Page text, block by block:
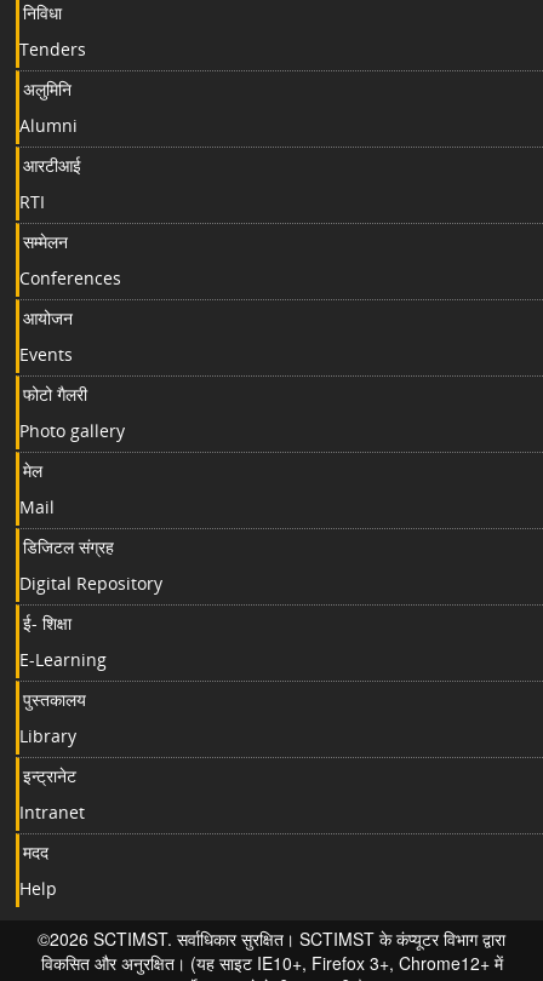
निविधा
Tenders
अलुमिनि
Alumni
आरटीआई
RTI
सम्मेलन
Conferences
आयोजन
Events
फोटो गैलरी
Photo gallery
मेल
Mail
डिजिटल संग्रह
Digital Repository
ई- शिक्षा
E-Learning
पुस्तकालय
Library
इन्ट्रानेट
Intranet
मदद
Help
©2026 SCTIMST. सर्वाधिकार सुरक्षित। SCTIMST के कंप्यूटर विभाग द्वारा
विकसित और अनुरक्षित। (यह साइट IE10+, Firefox 3+, Chrome12+ में